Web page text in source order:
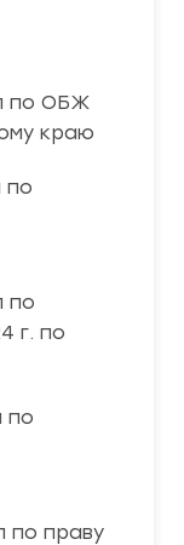
по ОБЖ
краю
по
по
г. по
по
по праву